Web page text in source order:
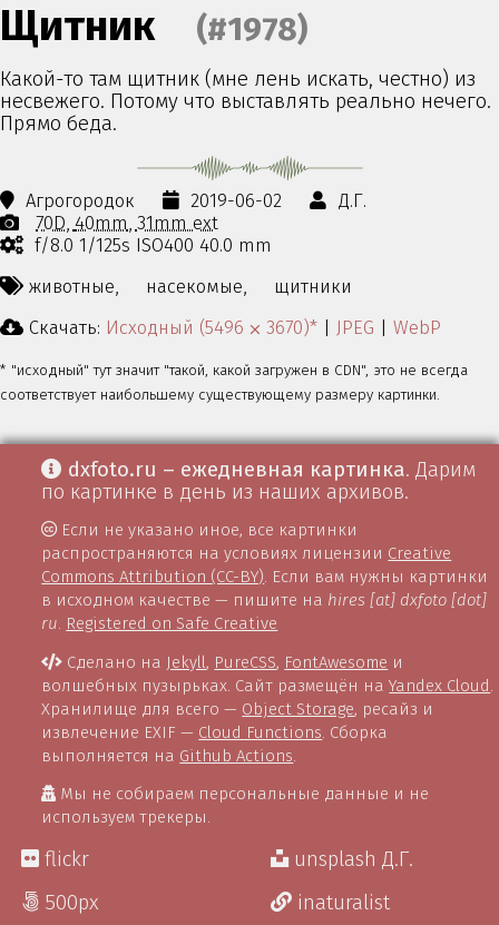
Щитник (#1978)
Какой-то там щитник (мне лень искать, честно) из
несвежего. Потому что выставлять реально нечего.
Прямо беда.
Агрогородок 2019-06-02
Д.Г.
70D 40mm 31mm ext
f/8.0 1/125s ISO400 40.0 mm
животные,
насекомые,
щитники
Скачать: Исходный (5496 ⨉ 3670)* | JPEG | WebP
* "исходный" тут значит "такой, какой загружен в CDN", это не всегда
соответствует наибольшему существующему размеру картинки.
dxfoto.ru – ежедневная картинка. Дарим
по картинке в день из наших архивов.
Если не указано иное, все картинки
распространяются на условиях лицензии Creative
Commons Attribution (CC-BY). Если вам нужны картинки
в исходном качестве — пишите на hires [at] dxfoto [dot]
ru. Registered on Safe Creative
Сделано на Jekyll, PureCSS, FontAwesome и
волшебных пузырьках. Сайт размещён наYandex Cloud
Хранилище для всего — Object Storage, ресайз и
извлечение EXIF — Cloud Functions . Сборка
выполняется на Github Actions
Мы не собираем персональные данные и не
используем трекеры.
flickr
500px
unsplash Д.Г.
inaturalist